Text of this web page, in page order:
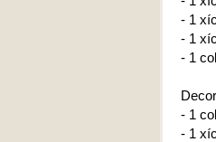
- 1
- 1
- 1
- 1
- 1